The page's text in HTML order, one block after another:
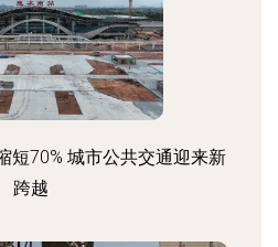
短70% 城市公共交通迎来新
跨越